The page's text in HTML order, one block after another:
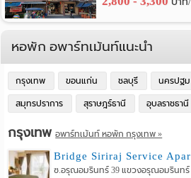
หอพัก อพาร์ทเม้นท์แนะนำ
กรุงเทพ ขอนแก่น ชลบุรี นครปฐม
สมุทรปราการ สุราษฎร์ธานี อุบลราชธานี
กรุงเทพอพาร์ทเม้นท์ หอพัก กรุงเทพ »
ซ.อรุณอมรินทร์ 39 แขวงอรุณอมรินท